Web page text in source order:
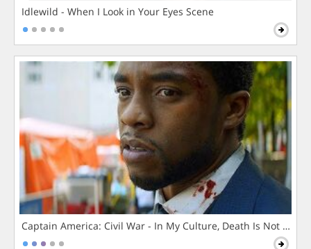
Idlewild - When I Look in Your Eyes Scene
Captain America: Civil War - In My Culture, Death Is Not The